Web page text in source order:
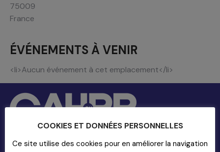
75009
France
ÉVÉNEMENTS À VENIR
<li>Aucun événement à cet emplacement</li>
COOKIES ET DONNÉES PERSONNELLES
Ce site utilise des cookies pour en améliorer la navigation